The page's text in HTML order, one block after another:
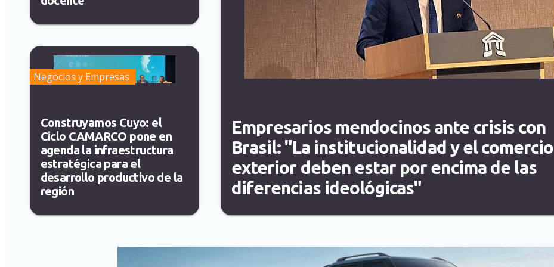
Empresarios mendocinos ante crisis con
Brasil: "La institucionalidad y el comercio
exterior deben estar por encima de las
diferencias ideológicas"
Negocios y Empresas
Construyamos Cuyo: el
Ciclo CAMARCO pone en
agenda la infraestructura
estratégica para el
desarrollo productivo de la
región